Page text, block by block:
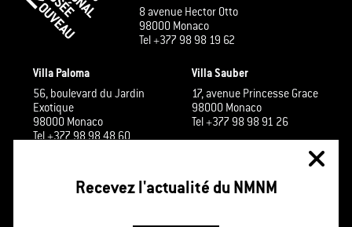
Recevez l'actualité du NMNM
8 avenue Hector Otto
98000 Monaco
Tel +377 98 98 19 62
Villa Paloma
56, boulevard du Jardin
Exotique
98000 Monaco
Tel +377 98 98 48 60
Villa Sauber
17, avenue Princesse Grace
98000 Monaco
Tel +377 98 98 91 26